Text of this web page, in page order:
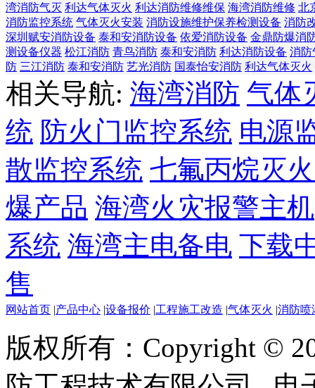
湾消防气灭 利达气体灭火 利达消防维修维保 海湾消防维修 北
消防监控系统 气体灭火安装 消防设施维护保养检测设备 消防
深圳赋安消防设备 泰和安消防设备 依爱消防设备 金鼎防爆消
测设备仪器 松江消防 青鸟消防 泰和安消防 利达消防设备 消防
防 三江消防 泰和安消防 艺光消防 国泰怡安消防 利达气体灭火
相关导航: 海湾消防 气体
统 防火门监控系统 电源
散监控系统 七氟丙烷灭
爆产品 海湾火灾报警主机
系统 海湾主电备电 下载
售
网站首页 |产品中心 |设备报价 |工程施工改造 |气体灭火 |消防喷
版权所有：Copyright ©